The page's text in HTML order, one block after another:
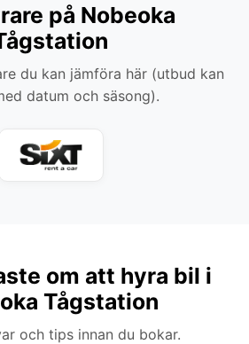
på Nobeoka
du kan jämföra här (utbud kan
datum och säsong).
om att hyra bil i
Tågstation
och tips innan du bokar.